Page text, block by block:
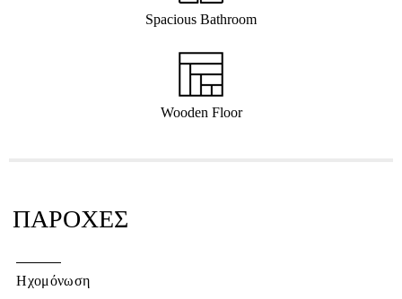
Spacious Bathroom
Wooden Floor
ΠΑΡΟΧΕΣ
Ηχομόνωση